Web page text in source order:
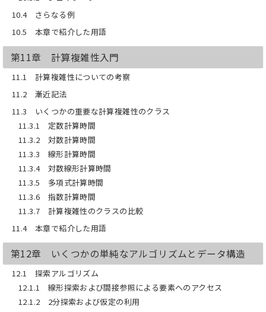
10.4 さらなる例
10.5 本章で紹介した用語
第11章 計算複雑性入門
11.1 計算複雑性についての考察
11.2 漸近記法
11.3 いくつかの重要な計算複雑性のクラス
11.3.1 定数計算時間
11.3.2 対数計算時間
11.3.3 線形計算時間
11.3.4 対数線形計算時間
11.3.5 多項式計算時間
11.3.6 指数計算時間
11.3.7 計算複雑性のクラスの比較
11.4 本章で紹介した用語
第12章 いくつかの単純なアルゴリズムとデータ構造
12.1 探索アルゴリズム
12.1.1 線形探索および間接参照による要素へのアクセス
12.1.2 2分探索および仮定の利用